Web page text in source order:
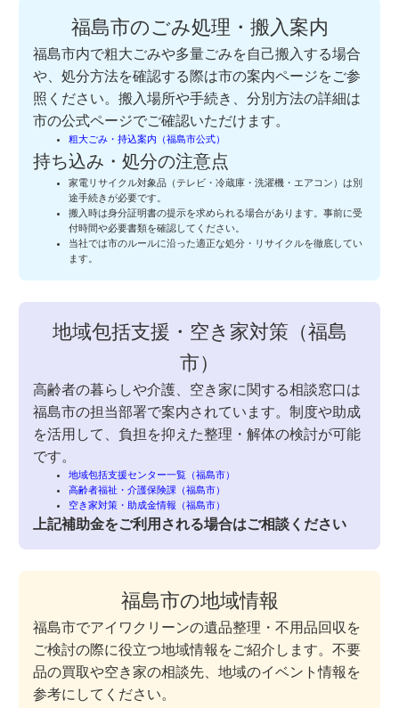
福島市のごみ処理・搬入案内
福島市内で粗大ごみや多量ごみを自己搬入する場合
や、処分方法を確認する際は市の案内ページをご参
照ください。搬入場所や手続き、分別方法の詳細は
市の公式ページでご確認いただけます。
粗大ごみ・持込案内（福島市公式）
持ち込み・処分の注意点
家電リサイクル対象品（テレビ・冷蔵庫・洗濯機・エアコン）は別
途手続きが必要です。
搬入時は身分証明書の提示を求められる場合があります。事前に受
付時間や必要書類を確認してください。
当社では市のルールに沿った適正な処分・リサイクルを徹底してい
ます。
地域包括支援・空き家対策（福島
市）
高齢者の暮らしや介護、空き家に関する相談窓口は
福島市の担当部署で案内されています。制度や助成
を活用して、負担を抑えた整理・解体の検討が可能
です。
地域包括支援センター一覧（福島市）
高齢者福祉・介護保険課（福島市）
空き家対策・助成金情報（福島市）
上記補助金をご利用される場合はご相談ください
福島市の地域情報
福島市でアイワクリーンの遺品整理・不用品回収を
ご検討の際に役立つ地域情報をご紹介します。不要
品の買取や空き家の相談先、地域のイベント情報を
参考にしてください。